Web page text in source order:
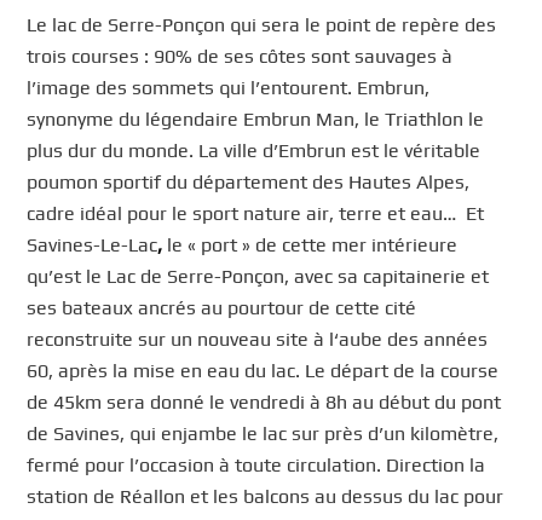
Le lac de Serre-Ponçon qui sera le point de repère des
trois courses : 90% de ses côtes sont sauvages à
l’image des sommets qui l’entourent. Embrun,
synonyme du légendaire Embrun Man, le Triathlon le
plus dur du monde. La ville d’Embrun est le véritable
poumon sportif du département des Hautes Alpes,
cadre idéal pour le sport nature air, terre et eau… Et
Savines-Le-Lac, le « port » de cette mer intérieure
qu’est le Lac de Serre-Ponçon, avec sa capitainerie et
ses bateaux ancrés au pourtour de cette cité
reconstruite sur un nouveau site à l‘aube des années
60, après la mise en eau du lac. Le départ de la course
de 45km sera donné le vendredi à 8h au début du pont
de Savines, qui enjambe le lac sur près d’un kilomètre,
fermé pour l’occasion à toute circulation. Direction la
station de Réallon et les balcons au dessus du lac pour